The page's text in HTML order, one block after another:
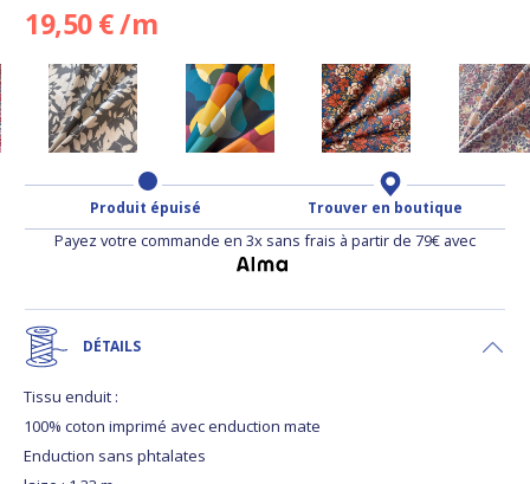
19,50 € /m
Produit épuisé Trouver en boutique
Payez votre commande en 3x sans frais à partir de 79€ avec
DÉTAILS
Tissu enduit :
100% coton imprimé avec enduction mate
Enduction sans phtalates